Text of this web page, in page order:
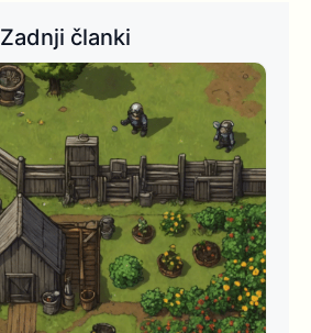
Zadnji članki